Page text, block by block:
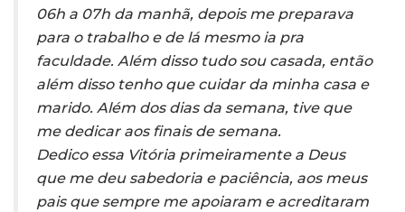
06h a 07h da manhã, depois me preparava
para o trabalho e de lá mesmo ia pra
faculdade. Além disso tudo sou casada, então
além disso tenho que cuidar da minha casa e
marido. Além dos dias da semana, tive que
me dedicar aos finais de semana.
Dedico essa Vitória primeiramente a Deus
que me deu sabedoria e paciência, aos meus
pais que sempre me apoiaram e acreditaram